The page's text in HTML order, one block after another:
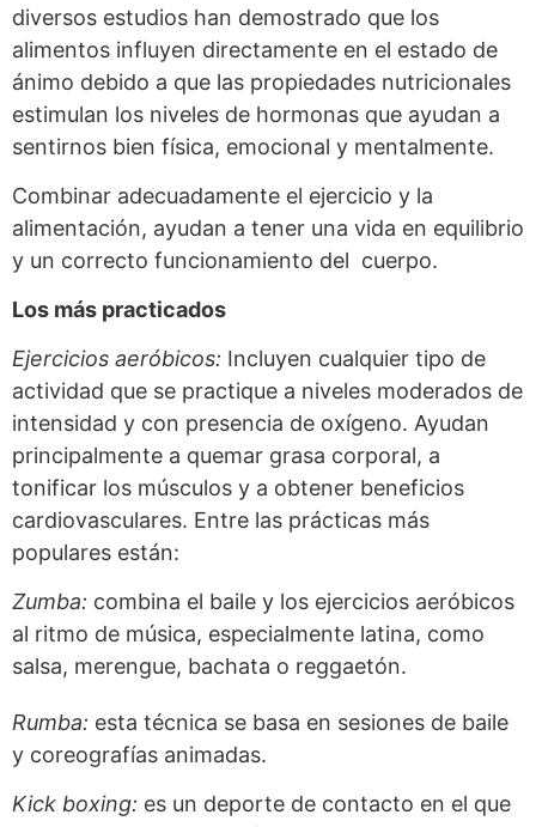
diversos estudios han demostrado que los
alimentos influyen directamente en el estado de
ánimo debido a que las propiedades nutricionales
estimulan los niveles de hormonas que ayudan a
sentirnos bien física, emocional y mentalmente.
Combinar adecuadamente el ejercicio y la
alimentación, ayudan a tener una vida en equilibrio
y un correcto funcionamiento del cuerpo.
Los más practicados
Ejercicios aeróbicos: Incluyen cualquier tipo de
actividad que se practique a niveles moderados de
intensidad y con presencia de oxígeno. Ayudan
principalmente a quemar grasa corporal, a
tonificar los músculos y a obtener beneficios
cardiovasculares. Entre las prácticas más
populares están:
Zumba: combina el baile y los ejercicios aeróbicos
al ritmo de música, especialmente latina, como
salsa, merengue, bachata o reggaetón.
Rumba: esta técnica se basa en sesiones de baile
y coreografías animadas.
Kick boxing: es un deporte de contacto en el que